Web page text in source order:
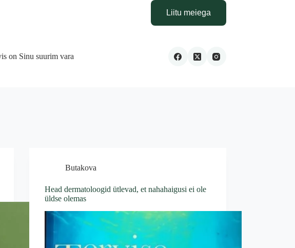
Liitu meiega
on Sinu suurim vara
Butakova
Head dermatoloogid ütlevad, et nahahaigusi ei ole
üldse olemas